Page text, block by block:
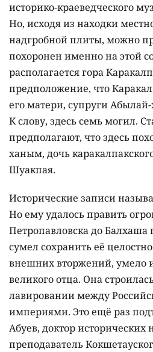
историко-краеведческого
Но, исходя из находки
надгробной плиты, можно
похоронен именно на этой
располагается гора
предположение, что
его матери, супруги
К слову, здесь семь могил.
предполагают, что здесь
ханым, дочь
Шуакпая.
Исторические записи
Но ему удалось править
Петропавловска до Балхаша
сумел сохранить её
внешних вторжений, умело
великого отца. Она
лавировании между
империями. Это ещё раз
Абуев, доктор исторических
преподаватель